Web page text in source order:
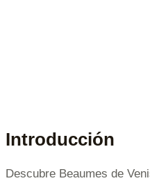
Introducción
Descubre Beaumes de